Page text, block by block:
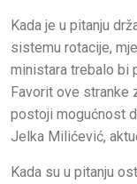
Kada je u pitanju
sistemu rotacije,
ministara trebalo bi
Favorit ove stranke
postoji mogućnost
Jelka Milićević,
Kada su u pitanju